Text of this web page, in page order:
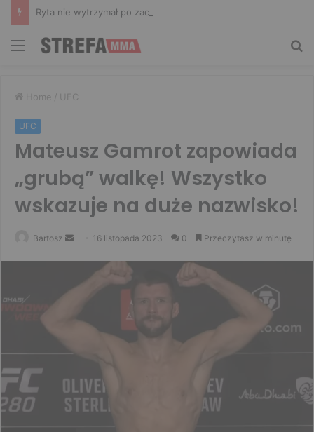
Menu
Home / UFC
UFC
Mateusz Gamrot zapowiada
„grubą” walkę! Wszystko
wskazuje na duże nazwisko!
Bartosz
Send 16 listopada 2023 0 Przeczytasz w minutę